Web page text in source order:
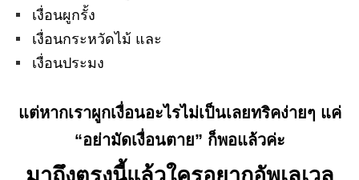
เงื่อนผูกรั้ง
เงื่อนกระหวัดไม้ และ
เงื่อนประมง
แต่หากเราผูกเงื่อนอะไรไม่เป็นเลยทริคง่ายๆ แค่
“อย่ามัดเงื่อนตาย” ก็พอแล้วค่ะ
มาถึงตรงนี้แล้วใครอยากอัพเลเวล